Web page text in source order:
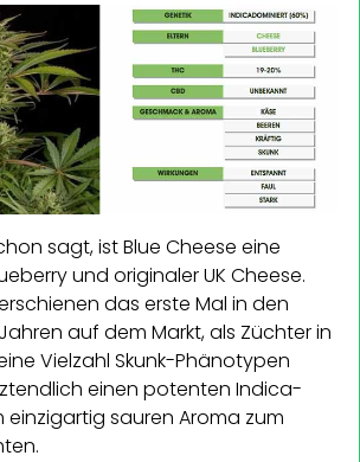
sagt, ist Blue Cheese eine
und originaler UK Cheese.
das erste Mal in den
auf dem Markt, als Züchter in
Vielzahl Skunk-Phänotypen
einen potenten Indica-
einzigartig sauren Aroma zum